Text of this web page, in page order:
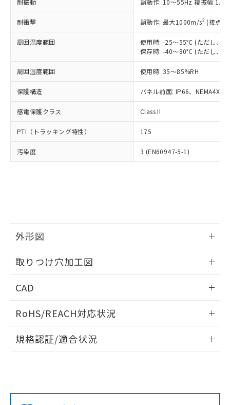
耐振動 誤動作: 10～55Hz 複振幅
耐衝撃 誤動作: 最大1000m/s2 (接点
周囲温度範囲
使用時: -25～55℃ (ただし、氷
保存時: -40～80℃ (ただし、氷
周囲湿度範囲 使用時: 35～85%RH
保護構造 パネル前面: IP66、NEMA4X,
感電保護クラス Class II
PTI（トラッキング特性） 175
汚染度 3 (EN60947-5-1)
外形図
取りつけ穴加工図
CAD
ドすることができます。
ログイン/会員登録
ダウンロードデータをご利用いただく前に、以下を必ずお読
RoHS/REACH対応状況
EU RoHS 注意事項・凡例
規格認証/適合状況
正式な納期状況および標準価格はお客
様のお取引先、またはお客様担当のオ
ムロン制御機器販売店・当社販売員に
オムロン制御機器販売店や当社販売拠
販売ネットワーク
」をご確認
在庫状況および標準価格結果を当社の
事前の承諾なく第三者に漏洩または開
示しないようお願いします。
マイパーツ機能（部品リスト作成サー
ビス）をご利用いただくには、I-Web
メンバーズにご登録されている必要が
お客様が当ウェブサイト上で当社にご
指します。
但し、RoHS指令で産業用監視および制御機器に対する
適用除外項目は除く。
フタル酸エステル類の４物質については閾値を超える意
図的な使用がないことを確認しています。
部品在庫の切り替え状況などにより、予定
月が前後することがあります。
※3 非含有証明書ダウンロード
51物質の非含有証明書（当社基準）
※本証明書は発行日時点で非含有を証明す
るもので、過去に遡って非含有を証明する
ものではありません。
また、RoHS指令のフタル酸エステル類４
欄に対応日を記載しておりました。
既に当社にて対応品への在庫切替を完了
していることから、特段のことがない限
り、2022年1月12日より割愛しておりま
す。
DBP(フタル酸ジブチル) : 1000ppm、 DIBP(フタル酸ジ
イソブチル) : 1000ppm、 BBP(フタル酸ブチルベンジ
DEHP(フタル酸ビス(2-エチルヘキシル)) : 1000ppm
準値以下であることを示します。
「10」：通常の使用状況下において有害物
質が外部に漏えいし、環境に深刻な影響を
及ぼさない年数を意味します。
「－」：未確認です。当社販売部門へお問
全に破砕するなど、違法に輸出されな
いよう必要な手段を講じます。
当社は貴社製品を、核兵器、ミサイ
ル、化学兵器、生物兵器またはその他
武器並びにこれらの製造装置等に一切
当社は、貴社製品を第三者に販売する
場合は、上記1、2および3の内容を当
該第三者に通知します。また当社は、
販売先および販売に係わる関係者が違
法に輸出するおそれがある場合は、取
り引きをいたしません。
一定数には満たないが在庫あり
－
在庫なし(最新の在庫状況につ
いては、お客様のお取引先、ま
たはお客様担当のオムロン制御
機器販売店・当社販売員にご確
空
受注生産機種、また在庫状況の
情報を公開していない機種